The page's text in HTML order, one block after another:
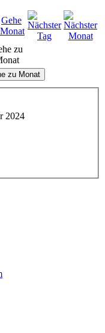
zu
zu Monat
2024